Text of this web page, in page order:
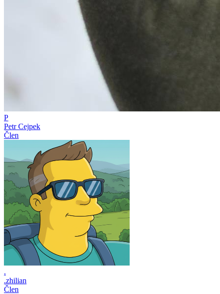
P
Petr Cejpek
Člen
.
.zhilian
Člen